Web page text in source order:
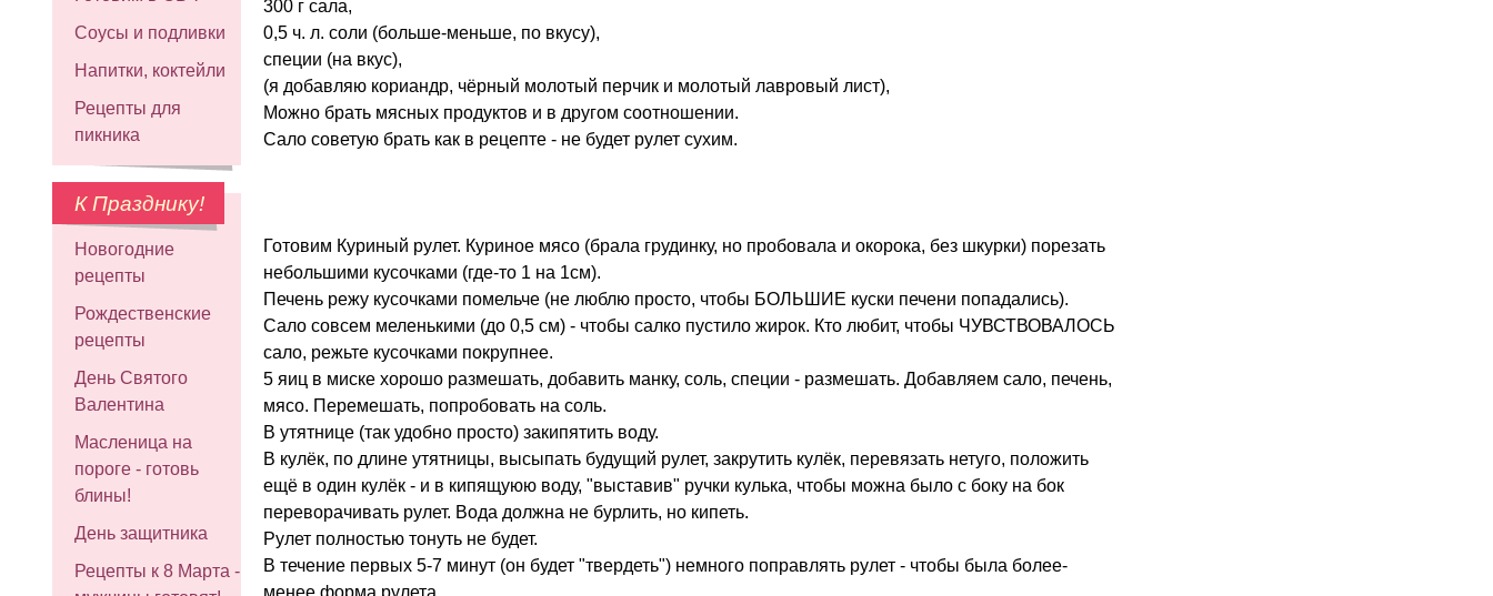
Соусы и подливки
Напитки, коктейли
Рецепты для
пикника
К Празднику!
Новогодние
рецепты
Рождественские
рецепты
День Святого
Валентина
Масленица на
пороге - готовь
блины!
День защитника
Рецепты к 8 Марта -
300 г сала,
0,5 ч. л. соли (больше-меньше, по вкусу),
специи (на вкус),
(я добавляю кориандр, чёрный молотый перчик и молотый лавровый лист),
Можно брать мясных продуктов и в другом соотношении.
Сало советую брать как в рецепте - не будет рулет сухим.
Готовим Куриный рулет. Куриное мясо (брала грудинку, но пробовала и окорока, без шкурки) порезать
небольшими кусочками (где-то 1 на 1см).
Печень режу кусочками помельче (не люблю просто, чтобы БОЛЬШИЕ куски печени попадались).
Сало совсем меленькими (до 0,5 см) - чтобы салко пустило жирок. Кто любит, чтобы ЧУВСТВОВАЛОСЬ
сало, режьте кусочками покрупнее.
5 яиц в миске хорошо размешать, добавить манку, соль, специи - размешать. Добавляем сало, печень,
мясо. Перемешать, попробовать на соль.
В утятнице (так удобно просто) закипятить воду.
В кулёк, по длине утятницы, высыпать будущий рулет, закрутить кулёк, перевязать нетуго, положить
ещё в один кулёк - и в кипящуюю воду, "выставив" ручки кулька, чтобы можна было с боку на бок
переворачивать рулет. Вода должна не бурлить, но кипеть.
Рулет полностью тонуть не будет.
В течение первых 5-7 минут (он будет "твердеть") немного поправлять рулет - чтобы была более-
менее форма рулета.